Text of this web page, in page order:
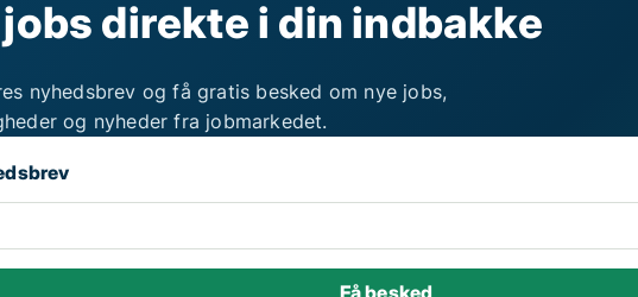
jobs direkte i din indbakke
nyhedsbrev og få gratis besked om nye jobs,
og nyheder fra jobmarkedet.